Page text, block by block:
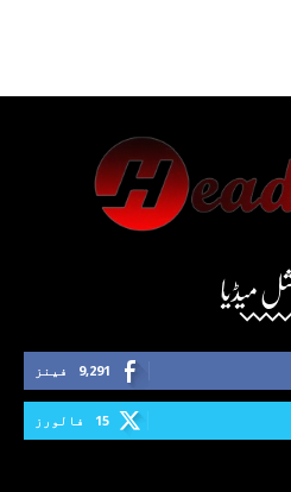
میڈیا
9,291 فینز
15 فالورز